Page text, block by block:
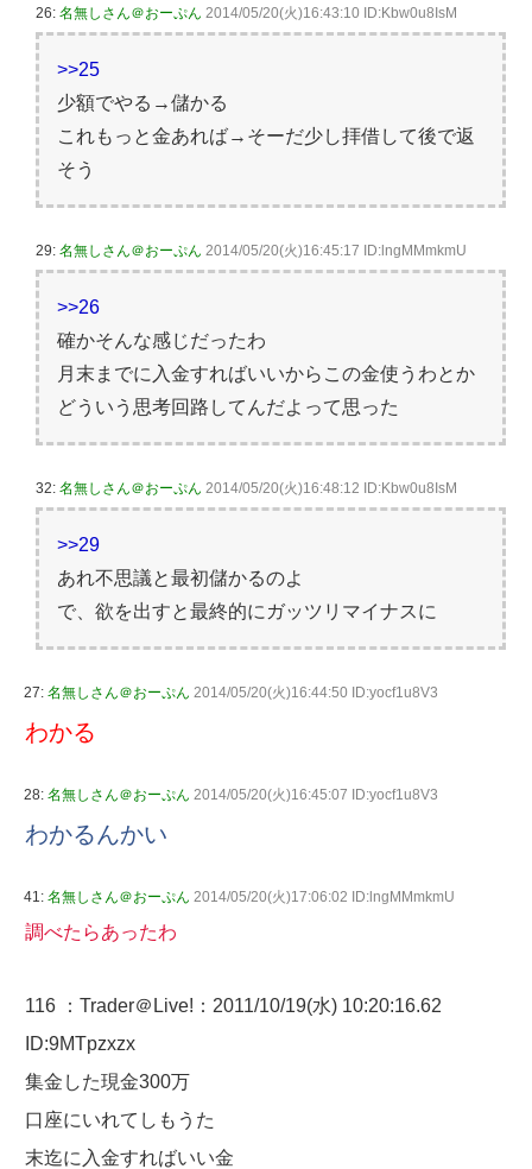
26: 名無しさん＠おーぷん 2014/05/20(火)16:43:10 ID:Kbw0u8IsM
>>25
少額でやる→儲かる
これもっと金あれば→そーだ少し拝借して後で返
そう
29: 名無しさん＠おーぷん 2014/05/20(火)16:45:17 ID:lngMMmkmU
>>26
確かそんな感じだったわ
月末までに入金すればいいからこの金使うわとか
どういう思考回路してんだよって思った
32: 名無しさん＠おーぷん 2014/05/20(火)16:48:12 ID:Kbw0u8IsM
>>29
あれ不思議と最初儲かるのよ
で、欲を出すと最終的にガッツリマイナスに
27: 名無しさん＠おーぷん 2014/05/20(火)16:44:50 ID:yocf1u8V3
わかる
28: 名無しさん＠おーぷん 2014/05/20(火)16:45:07 ID:yocf1u8V3
わかるんかい
41: 名無しさん＠おーぷん 2014/05/20(火)17:06:02 ID:lngMMmkmU
調べたらあったわ
116 ：Trader＠Live!：2011/10/19(水) 10:20:16.62
ID:9MTpzxzx
集金した現金300万
口座にいれてしもうた
末迄に入金すればいい金